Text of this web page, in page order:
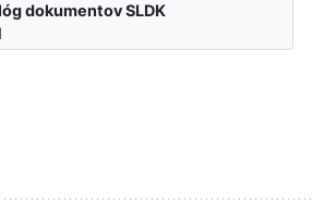
dokumentov SLDK